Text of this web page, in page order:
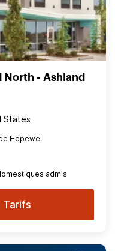
- Ashland
States
Hopewell
admis
Tarifs